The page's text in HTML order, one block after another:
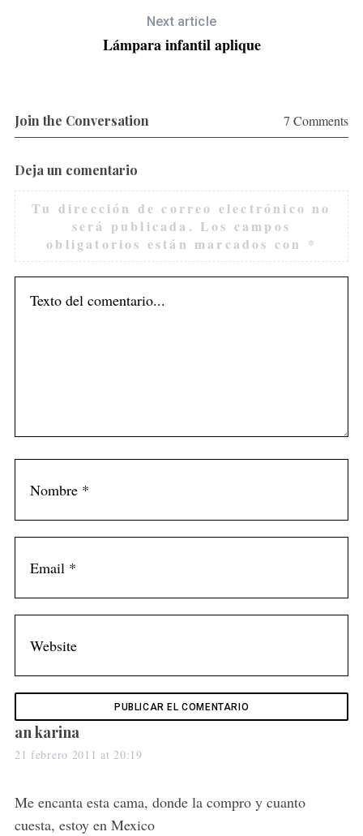
Next article
Lámpara infantil aplique
Join the Conversation 7 Comments
Deja un comentario
Tu dirección de correo electrónico no
será publicada. Los campos
obligatorios están marcados con *
s
a
s
:
an karina
21 febrero 2011 at 20:19
Me encanta esta cama, donde la compro y cuanto
cuesta, estoy en Mexico
e
a